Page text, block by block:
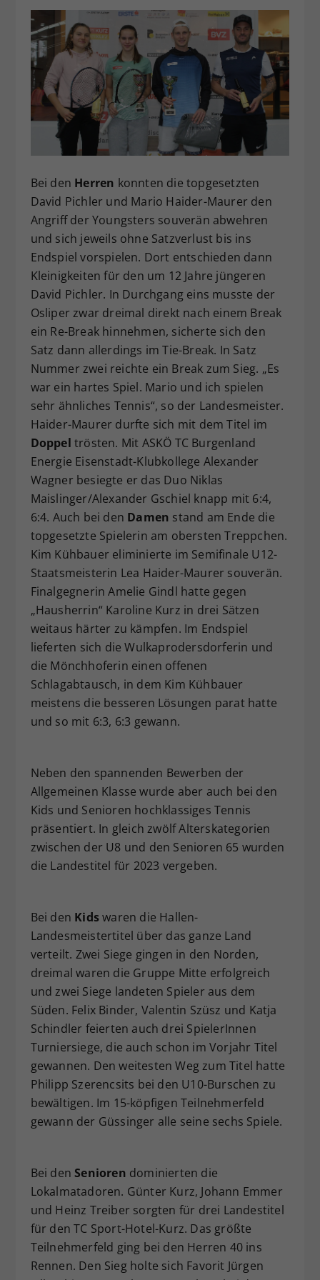
Bei den Herren konnten die topgesetzten
David Pichler und Mario Haider-Maurer den
Angriff der Youngsters souverän abwehren
und sich jeweils ohne Satzverlust bis ins
Endspiel vorspielen. Dort entschieden dann
Kleinigkeiten für den um 12 Jahre jüngeren
David Pichler. In Durchgang eins musste der
Osliper zwar dreimal direkt nach einem Break
ein Re-Break hinnehmen, sicherte sich den
Satz dann allerdings im Tie-Break. In Satz
Nummer zwei reichte ein Break zum Sieg. „Es
war ein hartes Spiel. Mario und ich spielen
sehr ähnliches Tennis“, so der Landesmeister.
Haider-Maurer durfte sich mit dem Titel im
Doppel trösten. Mit ASKÖ TC Burgenland
Energie Eisenstadt-Klubkollege Alexander
Wagner besiegte er das Duo Niklas
Maislinger/Alexander Gschiel knapp mit 6:4,
6:4. Auch bei den Damen stand am Ende die
topgesetzte Spielerin am obersten Treppchen.
Kim Kühbauer eliminierte im Semifinale U12-
Staatsmeisterin Lea Haider-Maurer souverän.
Finalgegnerin Amelie Gindl hatte gegen
„Hausherrin“ Karoline Kurz in drei Sätzen
weitaus härter zu kämpfen. Im Endspiel
lieferten sich die Wulkaprodersdorferin und
die Mönchhoferin einen offenen
Schlagabtausch, in dem Kim Kühbauer
meistens die besseren Lösungen parat hatte
und so mit 6:3, 6:3 gewann.
Neben den spannenden Bewerben der
Allgemeinen Klasse wurde aber auch bei den
Kids und Senioren hochklassiges Tennis
präsentiert. In gleich zwölf Alterskategorien
zwischen der U8 und den Senioren 65 wurden
die Landestitel für 2023 vergeben.
Bei den Kidswaren die Hallen-
Landesmeistertitel über das ganze Land
verteilt. Zwei Siege gingen in den Norden,
dreimal waren die Gruppe Mitte erfolgreich
und zwei Siege landeten Spieler aus dem
Süden. Felix Binder, Valentin Szüsz und Katja
Schindler feierten auch drei SpielerInnen
Turniersiege, die auch schon im Vorjahr Titel
gewannen. Den weitesten Weg zum Titel hatte
Philipp Szerencsits bei den U10-Burschen zu
bewältigen. Im 15-köpfigen Teilnehmerfeld
gewann der Güssinger alle seine sechs Spiele.
Bei denSenioren dominierten die
Lokalmatadoren. Günter Kurz, Johann Emmer
und Heinz Treiber sorgten für drei Landestitel
für den TC Sport-Hotel-Kurz. Das größte
Teilnehmerfeld ging bei den Herren 40 ins
Rennen. Den Sieg holte sich Favorit Jürgen
Zweck
Dieser Wert speichert Ihre Consent-
Einstellungen. Unter anderem eine
zufällig generierte ID, für die
historische Speicherung Ihrer
vorgenommen Einstellungen, falls der
Webseiten-Betreiber dies eingestellt
hat.